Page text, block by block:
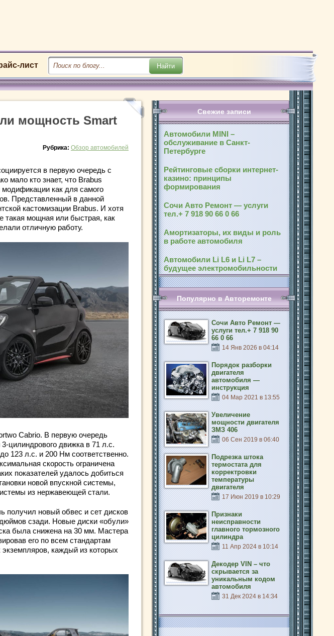
лист
мощность Smart
Рубрика: Обзор автомобилей
в первую очередь с
мало кто знает, что Brabus
как для самого
Представленный в данной
кастомизации Brabus. И хотя
такая мощная или быстрая, как
отличную работу.
Cabrio. В первую очередь
цилиндрового движка в 71 л.с.
123 л.с. и 200 Нм соответственно.
скорость ограничена
показателей удалось добиться
новой впускной системы,
из нержавеющей стали.
получил новый обвес и сет дисков
сзади. Новые диски «обули»
была снижена на 30 мм. Мастера
его по всем стандартам
экземпляров, каждый из которых
Свежие записи
Автомобили MINI –
обслуживание в Санкт-
Петербурге
Рейтинговые сборки интернет-
казино: принципы
формирования
Сочи Авто Ремонт — услуги
тел.+ 7 918 90 66 0 66
Амортизаторы, их виды и роль
в работе автомобиля
Автомобили Li L6 и Li L7 –
будущее электромобильности
Популярно в Авторемонте
Сочи Авто Ремонт —
услуги тел.+ 7 918 90
66 0 66
14 Янв 2026 в 04:14
Порядок разборки
двигателя
автомобиля —
инструкция
04 Мар 2021 в 13:55
Увеличение
мощности двигателя
ЗМЗ 406
06 Сен 2019 в 06:40
Подрезка штока
термостата для
корректровки
температуры
двигателя
17 Июн 2019 в 10:29
Признаки
неисправности
главного тормозного
цилиндра
11 Апр 2024 в 10:14
Декодер VIN – что
скрывается за
уникальным кодом
автомобиля
31 Дек 2024 в 14:34